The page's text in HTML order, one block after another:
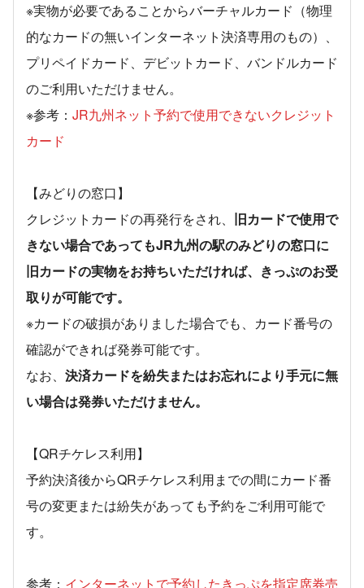
※実物が必要であることからバーチャルカード（物理
的なカードの無いインターネット決済専用のもの）、
プリペイドカード、デビットカード、バンドルカード
のご利用いただけません。
※参考： JR九州ネット予約で使用できないクレジット
カード
【みどりの窓口】
クレジットカードの再発行をされ、 旧カードで使用で
きない場合であってもJR九州の駅のみどりの窓口に
旧カードの実物をお持ちいただければ、きっぷのお受
取りが可能です。
※カードの破損がありました場合でも、カード番号の
確認ができれば発券可能です。
なお、 決済カードを紛失またはお忘れにより手元に無
い場合は発券いただけません。
【QRチケレス利用】
予約決済後からQRチケレス利用までの間にカード番
号の変更または紛失があっても予約をご利用可能で
す。
参考： インターネットで予約したきっぷを指定席券売